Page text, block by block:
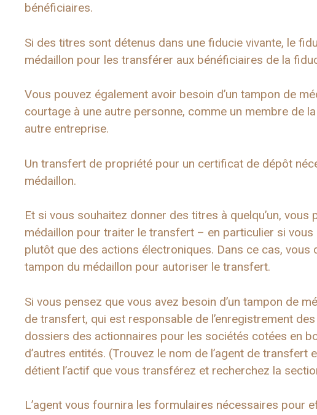
bénéficiaires.
Si des titres sont détenus dans une fiducie vivante, le
médaillon pour les transférer aux bénéficiaires de la
Vous pouvez également avoir besoin d’un tampon de
courtage à une autre personne, comme un membre de
autre entreprise.
Un transfert de propriété pour un certificat de dépôt
médaillon.
Et si vous souhaitez donner des titres à quelqu’un, vous
médaillon pour traiter le transfert – en particulier si
plutôt que des actions électroniques. Dans ce cas,
tampon du médaillon pour autoriser le transfert.
Si vous pensez que vous avez besoin d’un tampon de
de transfert, qui est responsable de l’enregistrement
dossiers des actionnaires pour les sociétés cotées en
d’autres entités. (Trouvez le nom de l’agent de
détient l’actif que vous transférez et recherchez la
L’agent vous fournira les formulaires nécessaires pour